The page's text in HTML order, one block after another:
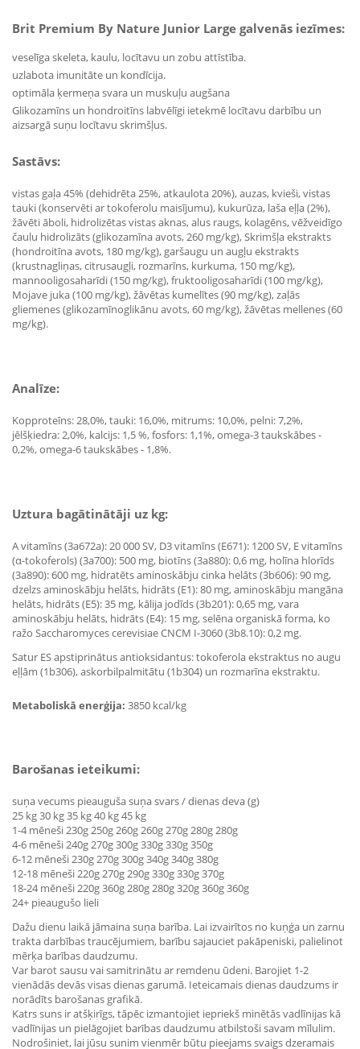
Brit Premium By Nature Junior Large galvenās iezīmes:
veselīga skeleta, kaulu, locītavu un zobu attīstība.
uzlabota imunitāte un kondīcija.
optimāla ķermeņa svara un muskuļu augšana
Glikozamīns un hondroitīns labvēlīgi ietekmē locītavu darbību un
aizsargā suņu locītavu skrimšļus.
Sastāvs:
vistas gaļa 45% (dehidrēta 25%, atkaulota 20%), auzas, kvieši, vistas
tauki (konservēti ar tokoferolu maisījumu), kukurūza, laša eļļa (2%),
žāvēti āboli, hidrolizētas vistas aknas, alus raugs, kolagēns, vēžveidīgo
čaulu hidrolizāts (glikozamīna avots, 260 mg/kg), Skrimšļa ekstrakts
(hondroitīna avots, 180 mg/kg), garšaugu un augļu ekstrakts
(krustnagliņas, citrusaugļi, rozmarīns, kurkuma, 150 mg/kg),
mannooligosaharīdi (150 mg/kg), fruktooligosaharīdi (100 mg/kg),
Mojave juka (100 mg/kg), žāvētas kumelītes (90 mg/kg), zaļās
gliemenes (glikozamīnoglikānu avots, 60 mg/kg), žāvētas mellenes (60
mg/kg).
Analīze:
Kopproteīns: 28,0%, tauki: 16,0%, mitrums: 10,0%, pelni: 7,2%,
jēlšķiedra: 2,0%, kalcijs: 1,5 %, fosfors: 1,1%, omega-3 taukskābes -
0,2%, omega-6 taukskābes - 1,8%.
Uztura bagātinātāji uz kg:
A vitamīns (3a672a): 20 000 SV, D3 vitamīns (E671): 1200 SV, E vitamīns
(α-tokoferols) (3a700): 500 mg, biotīns (3a880): 0,6 mg, holīna hlorīds
(3a890): 600 mg, hidratēts aminoskābju cinka helāts (3b606): 90 mg,
dzelzs aminoskābju helāts, hidrāts (E1): 80 mg, aminoskābju mangāna
helāts, hidrāts (E5): 35 mg, kālija jodīds (3b201): 0,65 mg, vara
aminoskābju helāts, hidrāts (E4): 15 mg, selēna organiskā forma, ko
ražo Saccharomyces cerevisiae CNCM I-3060 (3b8.10): 0,2 mg.
Satur ES apstiprinātus antioksidantus: tokoferola ekstraktus no augu
eļļām (1b306), askorbilpalmitātu (1b304) un rozmarīna ekstraktu.
Metaboliskā enerģija: 3850 kcal/kg
Barošanas ieteikumi:
suņa vecums pieauguša suņa svars / dienas deva (g)
25 kg 30 kg 35 kg 40 kg 45 kg
1-4 mēneši 230g 250g 260g 260g 270g 280g 280g
4-6 mēneši 240g 270g 300g 330g 330g 350g
6-12 mēneši 230g 270g 300g 340g 340g 380g
12-18 mēneši 220g 270g 290g 330g 330g 370g
18-24 mēneši 220g 360g 280g 280g 320g 360g 360g
24+ pieaugušo lieli
Dažu dienu laikā jāmaina suņa barība. Lai izvairītos no kuņģa un zarnu
trakta darbības traucējumiem, barību sajauciet pakāpeniski, palielinot
mērķa barības daudzumu.
Var barot sausu vai samitrinātu ar remdenu ūdeni. Barojiet 1-2
vienādās devās visas dienas garumā. Ieteicamais dienas daudzums ir
norādīts barošanas grafikā.
Katrs suns ir atšķirīgs, tāpēc izmantojiet iepriekš minētās vadlīnijas kā
vadlīnijas un pielāgojiet barības daudzumu atbilstoši savam mīlulim.
Nodrošiniet, lai jūsu sunim vienmēr būtu pieejams svaigs dzeramais